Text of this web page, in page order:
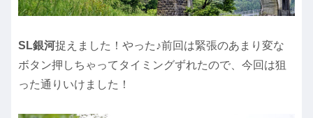
SL銀河捉えました！やった♪前回は緊張のあまり変な
ボタン押しちゃってタイミングずれたので、今回は狙
った通りいけました！